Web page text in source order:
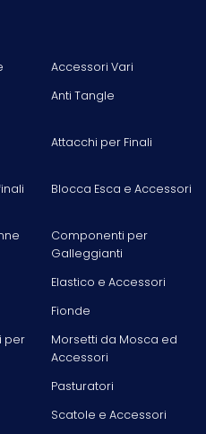
Accessori Vari
Anti Tangle
Attacchi per Finali
Blocca Esca e Accessori
Componenti per
Galleggianti
Elastico e Accessori
Fionde
per
Morsetti da Mosca ed
Accessori
Pasturatori
Scatole e Accessori